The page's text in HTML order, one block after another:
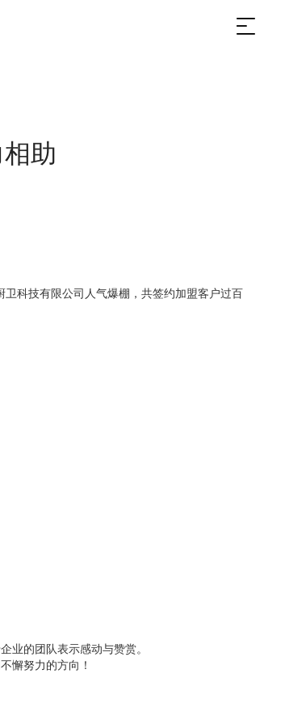
助
卫科技有限公司人气爆棚，共签约加盟客户过百
的团队表示感动与赞赏。
懈努力的方向！